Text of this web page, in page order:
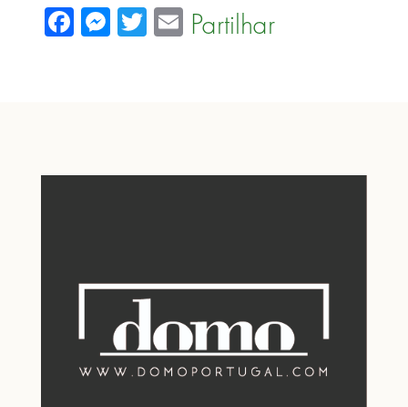
Facebook
Messenger
Twitter
Email
Partilhar